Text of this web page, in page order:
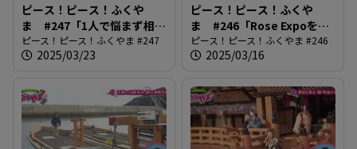
ピース！ピース！ふくや
ま #247「1人で悩まず相談
を」
ピース！ピース！ふくやま #247
2025/03/23
ピース！ピース！ふくや
ま #246「Rose Expoを先
取り！」
ピース！ピース！ふくやま #246
2025/03/16